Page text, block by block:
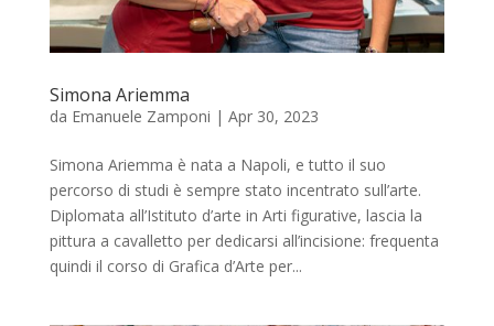
Simona Ariemma
da Emanuele Zamponi | Apr 30, 2023
Simona Ariemma è nata a Napoli, e tutto il suo
percorso di studi è sempre stato incentrato sull’arte.
Diplomata all’Istituto d’arte in Arti figurative, lascia la
pittura a cavalletto per dedicarsi all’incisione: frequenta
quindi il corso di Grafica d’Arte per...